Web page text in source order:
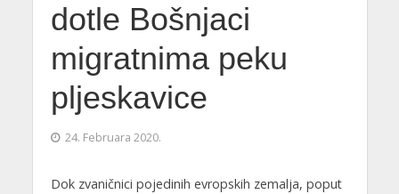
dotle Bošnjaci
migratnima peku
pljeskavice
24. Februara 2020.
Dok zvaničnici pojedinih evropskih zemalja, poput